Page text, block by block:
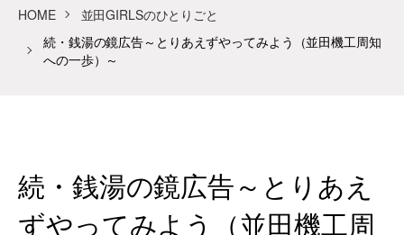
HOME
並田GIRLSのひとりごと
続・銭湯の鏡広告～とりあえずやってみよう（並田機工周知
への一歩）～
続・銭湯の鏡広告～とりあえ
ずやってみよう（並田機工周